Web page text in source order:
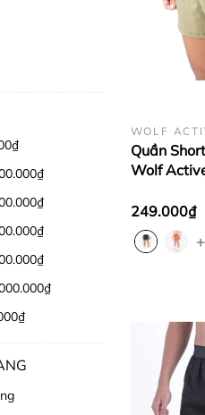
WOLF
Quần
Wolf
Nhanh
249.000₫